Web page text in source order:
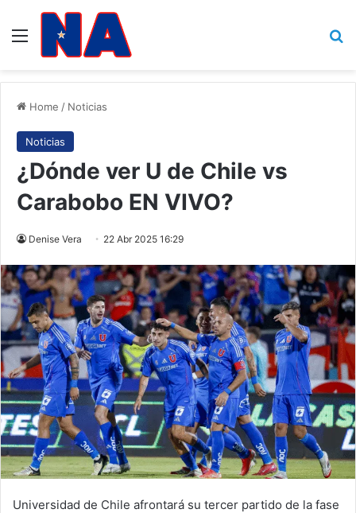
Menu
Home / Noticias
Noticias
¿Dónde ver U de Chile vs
Carabobo EN VIVO?
Denise Vera 22 Abr 2025 16:29
Universidad de Chile afrontará su tercer partido de la fase